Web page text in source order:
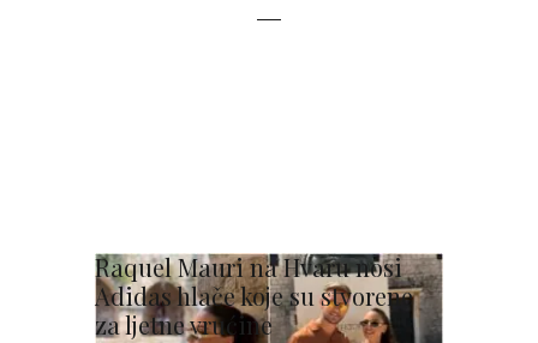
Raquel Mauri na Hvaru nosi
Adidas hlače koje su stvorene
za ljetne vrućine